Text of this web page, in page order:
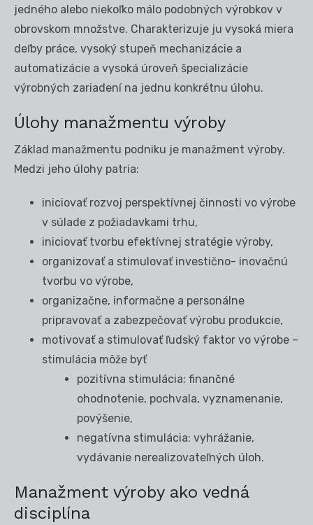
jedného alebo niekoľko málo podobných výrobkov v
obrovskom množstve. Charakterizuje ju vysoká miera
deľby práce, vysoký stupeň mechanizácie a
automatizácie a vysoká úroveň špecializácie
výrobných zariadení na jednu konkrétnu úlohu.
Úlohy manažmentu výroby
Základ manažmentu podniku je manažment výroby.
Medzi jeho úlohy patria:
iniciovať rozvoj perspektívnej činnosti vo výrobe
v súlade z požiadavkami trhu,
iniciovať tvorbu efektívnej stratégie výroby,
organizovať a stimulovať investično- inovačnú
tvorbu vo výrobe,
organizačne, informačne a personálne
pripravovať a zabezpečovať výrobu produkcie,
motivovať a stimulovať ľudský faktor vo výrobe –
stimulácia môže byť
pozitívna stimulácia: finančné
ohodnotenie, pochvala, vyznamenanie,
povýšenie,
negatívna stimulácia: vyhrážanie,
vydávanie nerealizovateľných úloh.
Manažment výroby ako vedná
disciplína